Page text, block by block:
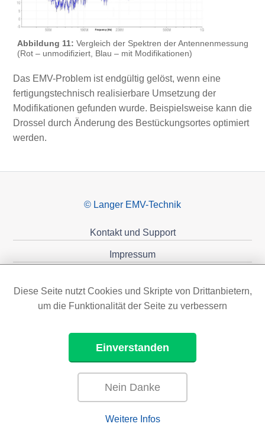
Abbildung 11: Vergleich der Spektren der Antennenmessung
(Rot – unmodifiziert, Blau – mit Modifikationen)
Das EMV-Problem ist endgültig gelöst, wenn eine
fertigungstechnisch realisierbare Umsetzung der
Modifikationen gefunden wurde. Beispielsweise kann die
Drossel durch Änderung des Bestückungsortes optimiert
werden.
© Langer EMV-Technik
Kontakt und Support
Impressum
Diese Seite nutzt Cookies und Skripte von Drittanbietern,
um die Funktionalität der Seite zu verbessern
Einverstanden
Nein Danke
Weitere Infos